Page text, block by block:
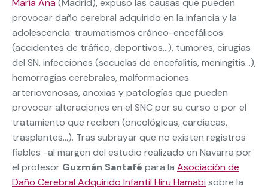
María Ana (Madrid), expuso las causas que pueden
provocar daño cerebral adquirido en la infancia y la
adolescencia: traumatismos cráneo-encefálicos
(accidentes de tráfico, deportivos…), tumores, cirugías
del SN, infecciones (secuelas de encefalitis, meningitis…),
hemorragias cerebrales, malformaciones
arteriovenosas, anoxias y patologías que pueden
provocar alteraciones en el SNC por su curso o por el
tratamiento que reciben (oncológicas, cardiacas,
trasplantes…). Tras subrayar que no existen registros
fiables -al margen del estudio realizado en Navarra por
el profesor Guzmán Santafé para la Asociación de
Daño Cerebral Adquirido Infantil Hiru Hamabi sobre la